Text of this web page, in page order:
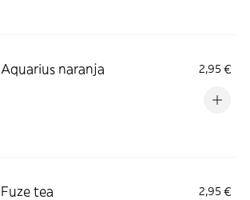
Aquarius naranja 2,95 €
Fuze tea 2,95 €